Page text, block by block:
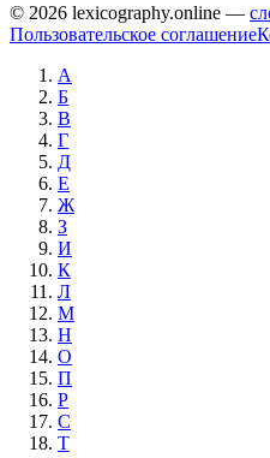
© 2026 lexicography.online —
Пользовательское соглашение
А
Б
В
Г
Д
Е
Ж
З
И
К
Л
М
Н
О
П
Р
С
Т